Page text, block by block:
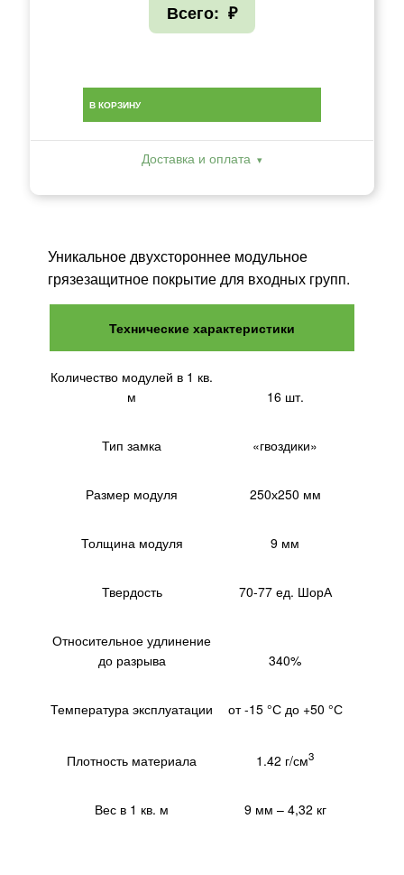
Всего: ₽
В КОРЗИНУ
Доставка и оплата
Уникальное двухстороннее модульное
грязезащитное покрытие для входных групп.
Технические характеристики
Количество модулей в 1 кв.
м
16 шт.
Тип замка «гвоздики»
Размер модуля 250х250 мм
Толщина модуля 9 мм
Твердость 70-77 ед. ШорА
Относительное удлинение
до разрыва
340%
Температура эксплуатации от -15 °С до +50 °С
Плотность материала 1.42 г/см3
Вес в 1 кв. м 9 мм – 4,32 кг